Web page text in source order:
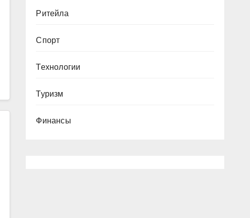
Ритейла
Спорт
Технологии
Туризм
Финансы